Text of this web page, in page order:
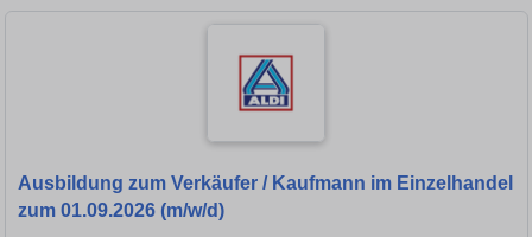
Ausbildung zum Verkäufer / Kaufmann im Einzelhandel
zum 01.09.2026 (m/w/d)